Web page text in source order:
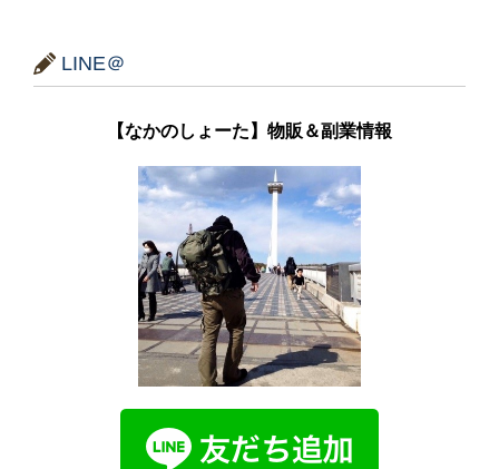
LINE＠
【なかのしょーた】物販＆副業情報